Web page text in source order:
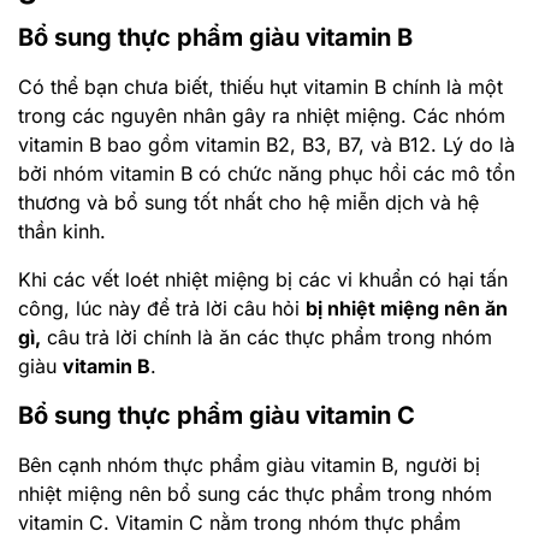
Bổ sung thực phẩm giàu vitamin B
Có thể bạn chưa biết, thiếu hụt vitamin B chính là một
trong các nguyên nhân gây ra nhiệt miệng. Các nhóm
vitamin B bao gồm vitamin B2, B3, B7, và B12. Lý do là
bởi nhóm vitamin B có chức năng phục hồi các mô tổn
thương và bổ sung tốt nhất cho hệ miễn dịch và hệ
thần kinh.
Khi các vết loét nhiệt miệng bị các vi khuẩn có hại tấn
công, lúc này để trả lời câu hỏi bị nhiệt miệng nên ăn
gì, câu trả lời chính là ăn các thực phẩm trong nhóm
giàu vitamin B.
Bổ sung thực phẩm giàu vitamin C
Bên cạnh nhóm thực phẩm giàu vitamin B, người bị
nhiệt miệng nên bổ sung các thực phẩm trong nhóm
vitamin C. Vitamin C nằm trong nhóm thực phẩm